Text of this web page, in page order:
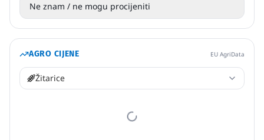
Ne znam / ne mogu procijeniti
AGRO CIJENE EU AgriData
Žitarice